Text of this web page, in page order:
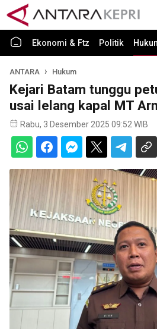
Ekonomi & Ftz Politik
ANTARA Hukum
Kejari Batam tunggu
usai lelang kapal MT
Rabu, 3 Desember 2025 09:52 WIB